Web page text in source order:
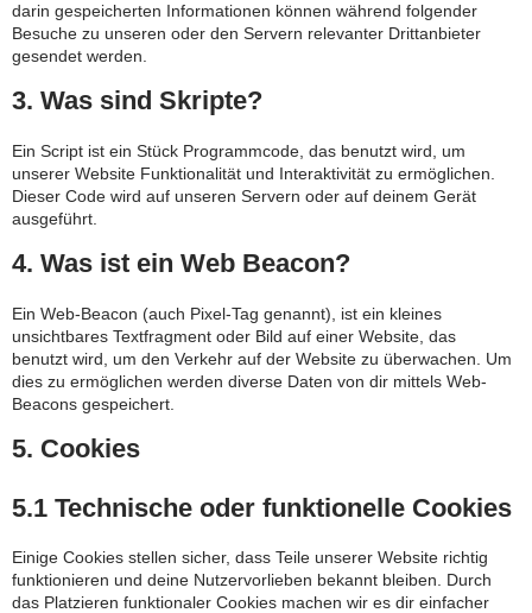
darin gespeicherten Informationen können während folgender
Besuche zu unseren oder den Servern relevanter Drittanbieter
gesendet werden.
3. Was sind Skripte?
Ein Script ist ein Stück Programmcode, das benutzt wird, um
unserer Website Funktionalität und Interaktivität zu ermöglichen.
Dieser Code wird auf unseren Servern oder auf deinem Gerät
ausgeführt.
4. Was ist ein Web Beacon?
Ein Web-Beacon (auch Pixel-Tag genannt), ist ein kleines
unsichtbares Textfragment oder Bild auf einer Website, das
benutzt wird, um den Verkehr auf der Website zu überwachen. Um
dies zu ermöglichen werden diverse Daten von dir mittels Web-
Beacons gespeichert.
5. Cookies
5.1 Technische oder funktionelle Cookies
Einige Cookies stellen sicher, dass Teile unserer Website richtig
funktionieren und deine Nutzervorlieben bekannt bleiben. Durch
das Platzieren funktionaler Cookies machen wir es dir einfacher